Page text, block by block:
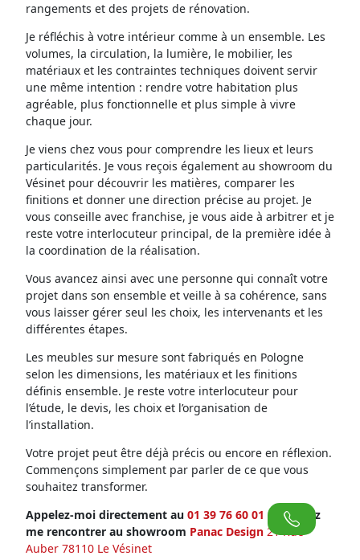
rangements et des projets de rénovation.
Je réfléchis à votre intérieur comme à un ensemble. Les
volumes, la circulation, la lumière, le mobilier, les
matériaux et les contraintes techniques doivent servir
une même intention : rendre votre habitation plus
agréable, plus fonctionnelle et plus simple à vivre
chaque jour.
Je viens chez vous pour comprendre les lieux et leurs
particularités. Je vous reçois également au showroom du
Vésinet pour découvrir les matières, comparer les
finitions et donner une direction précise au projet. Je
vous conseille avec franchise, je vous aide à arbitrer et je
reste votre interlocuteur principal, de la première idée à
la coordination de la réalisation.
Vous avancez ainsi avec une personne qui connaît votre
projet dans son ensemble et veille à sa cohérence, sans
vous laisser gérer seul les choix, les intervenants et les
différentes étapes.
Les meubles sur mesure sont fabriqués en Pologne
selon les dimensions, les matériaux et les finitions
définis ensemble. Je reste votre interlocuteur pour
l’étude, le devis, les choix et l’organisation de
l’installation.
Votre projet peut être déjà précis ou encore en réflexion.
Commençons simplement par parler de ce que vous
souhaitez transformer.
Appelez-moi directement au 01 39 76 60 01 ou venez
me rencontrer au showroom Panac Design 21 Rue
Auber 78110 Le Vésinet